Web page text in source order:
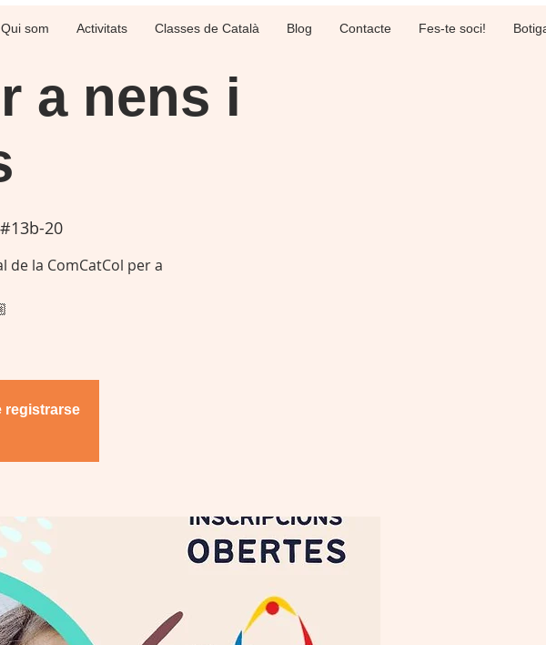
Qui som Activitats Classes de Català Blog Contacte Fes-te soci!
a nens i
20
de la ComCatCol per a
registrarse